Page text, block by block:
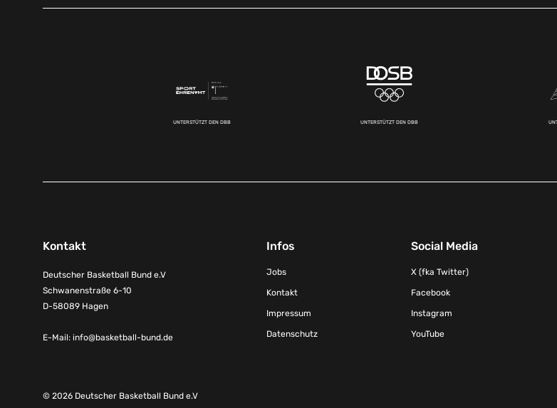
UNTERSTÜTZT DEN DBB UNTERSTÜTZT DEN DBB
Kontakt
Deutscher Basketball Bund e.V
Schwanenstraße 6-10
D-58089 Hagen
E-Mail: info@basketball-bund.de
Infos
Jobs
Kontakt
Impressum
Datenschutz
Social Media
X (fka Twitter)
Facebook
Instagram
YouTube
© 2026 Deutscher Basketball Bund e.V